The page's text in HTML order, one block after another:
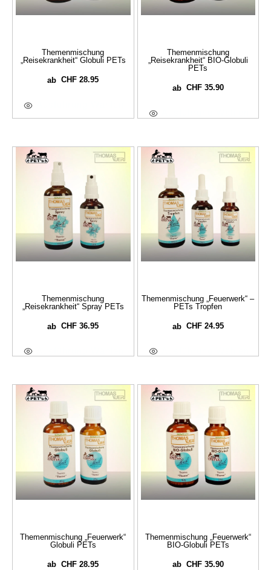
Themenmischung
„Reisekrankheit“ Globuli PETs
abCHF 28.95
Themenmischung
„Reisekrankheit“ BIO-Globuli
PETs
ab CHF35.90
Themenmischung
„Reisekrankheit“ Spray PETs
abCHF 36.95
Themenmischung „Feuerwerk“ –
PETs Tropfen
ab CHF24.95
Themenmischung „Feuerwerk“
Globuli PETs
abCHF 28.95
Themenmischung „Feuerwerk“
BIO-Globuli PETs
ab CHF35.90